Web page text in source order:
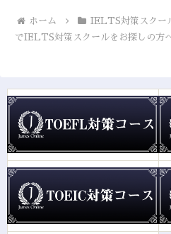
留学や移住をお考えの方や国内大
学受験を有利に進めたい方に是
留
学
ホーム IELTS対策スクー
でIELTS対策スクールをお探しの方